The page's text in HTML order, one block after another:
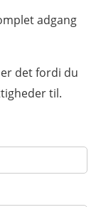
adgang
det fordi du
til.